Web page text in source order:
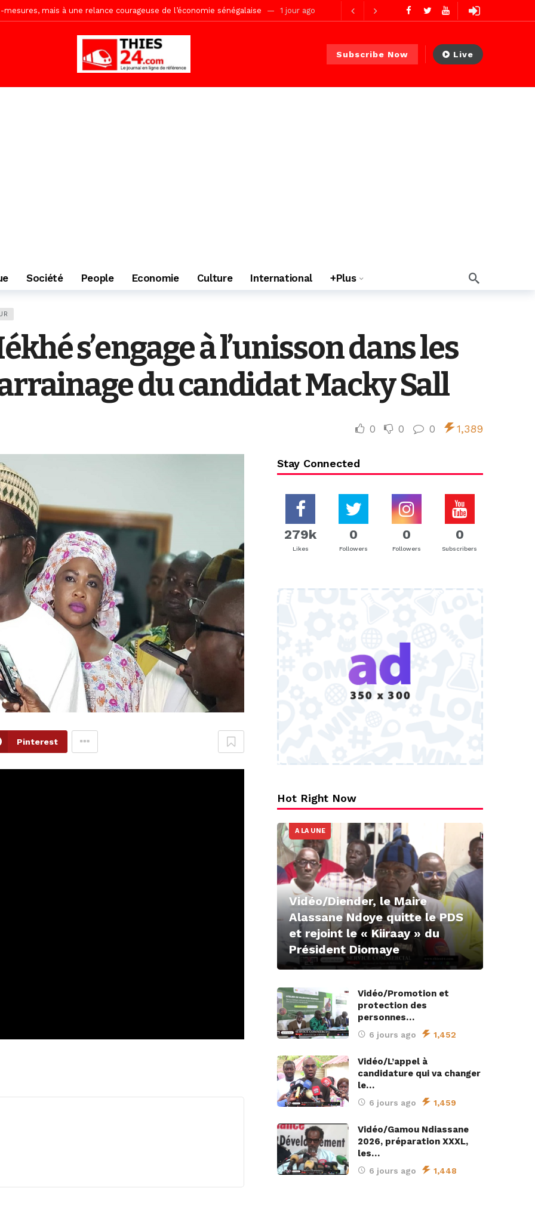
mesures, mais à une relance courageuse de l’économie sénégalaise 1 jour ago
sénégalaise ne peut se réduire au seul libéralisme (Lamine Diouck PS)
Subscribe Now Live
Société People Economie Culture International +Plus
s’engage à l’unisson dans les
du candidat Macky Sall
0 0 0 1,389
Pinterest
Stay Connected
279k
Likes
0
Followers
0
Followers
0
Subscribers
Hot Right Now
A LA UNE
Vidéo/Diender, le Maire
Alassane Ndoye quitte le PDS
et rejoint le « Kiiraay » du
Président Diomaye
Vidéo/Promotion et
protection des
personnes…
6 jours ago 1,452
Vidéo/L’appel à
candidature qui va changer
le…
6 jours ago 1,459
Vidéo/Gamou Ndiassane
2026, préparation XXXL,
les…
6 jours ago 1,448